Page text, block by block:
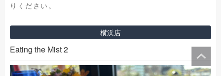
りください。
横浜店
Eating the Mist 2